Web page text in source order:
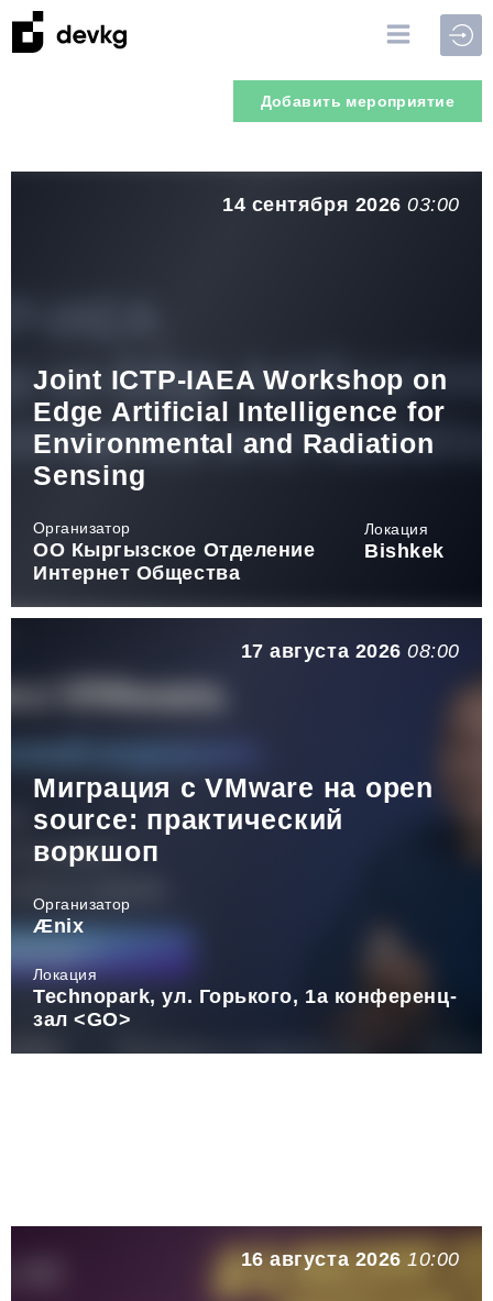
Добавить мероприятие
14 сентября 202603:00
Joint ICTP-IAEA Workshop on
Edge Artificial Intelligence for
Environmental and Radiation
Sensing
Организатор
ОО Кыргызское Отделение
Интернет Общества
Локация
Bishkek
17 августа 202608:00
Миграция с VMware на open
source: практический
воркшоп
Организатор
Ænix
Локация
Technopark, ул. Горького, 1а конференц-
зал <GO>
16 августа 202610:00